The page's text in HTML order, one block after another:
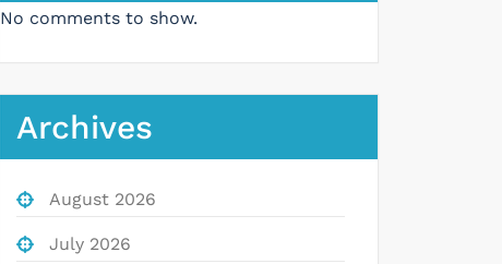
No comments to show.
Archives
August 2026
July 2026